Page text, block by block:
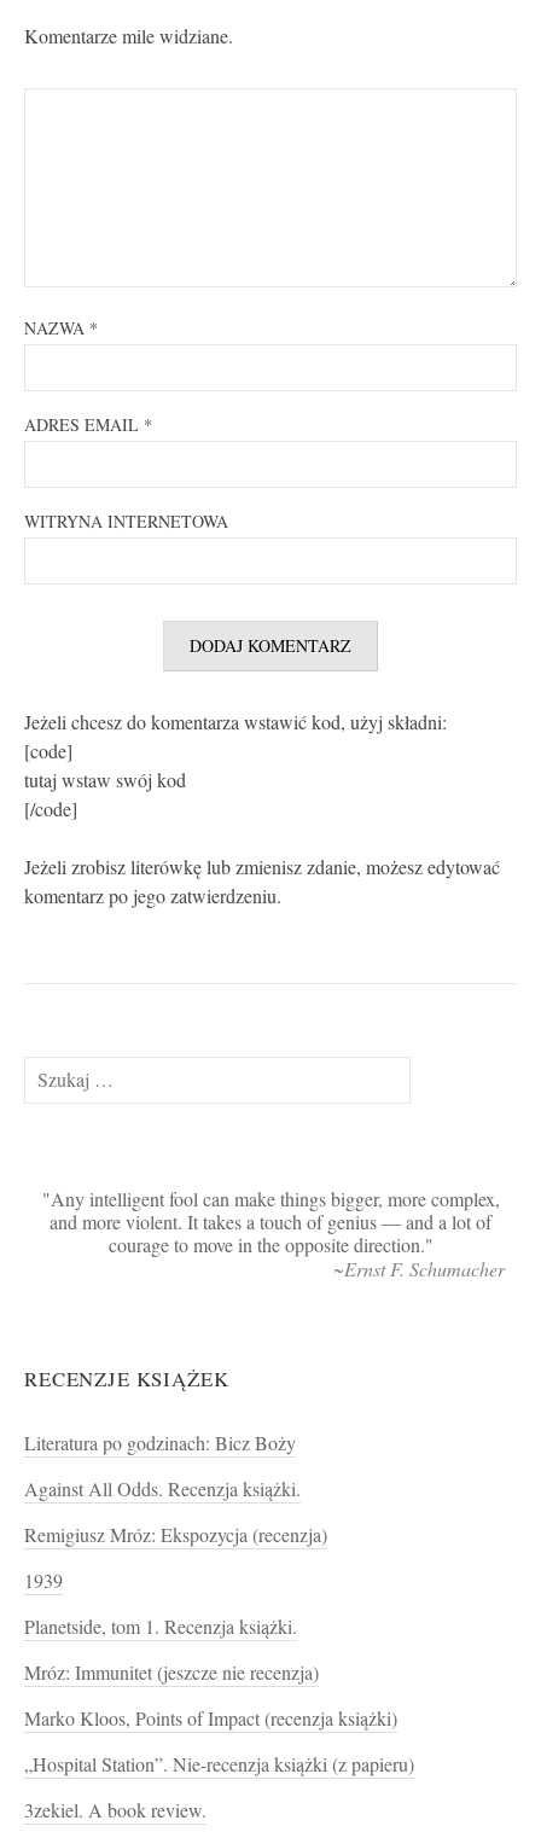
Komentarze mile widziane.
NAZWA *
ADRES EMAIL *
WITRYNA INTERNETOWA
Jeżeli chcesz do komentarza wstawić kod, użyj składni:
[code]
tutaj wstaw swój kod
[/code]
Jeżeli zrobisz literówkę lub zmienisz zdanie, możesz edytować
komentarz po jego zatwierdzeniu.
Szukaj:
Any intelligent fool can make things bigger, more complex,
and more violent. It takes a touch of genius — and a lot of
courage to move in the opposite direction.
~Ernst F. Schumacher
RECENZJE KSIĄŻEK
Literatura po godzinach: Bicz Boży
Against All Odds. Recenzja książki.
Remigiusz Mróz: Ekspozycja (recenzja)
1939
Planetside, tom 1. Recenzja książki.
Mróz: Immunitet (jeszcze nie recenzja)
Marko Kloos, Points of Impact (recenzja książki)
„Hospital Station”. Nie-recenzja książki (z papieru)
3zekiel. A book review.